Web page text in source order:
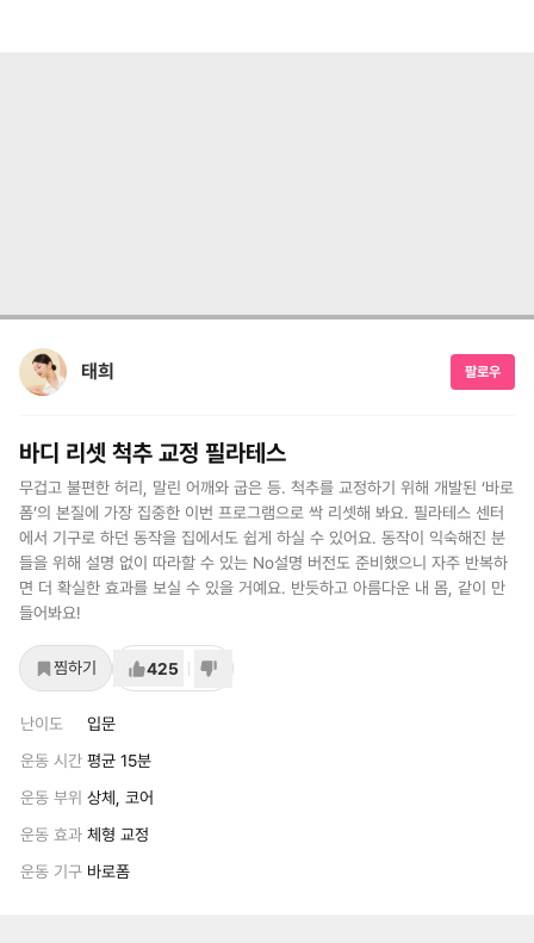
태희 팔로우
바디 리셋 척추 교정 필라테스
무겁고 불편한 허리, 말린 어깨와 굽은 등. 척추를 교정하기 위해 개발된 ‘바로
폼’의 본질에 가장 집중한 이번 프로그램으로 싹 리셋해 봐요. 필라테스 센터
에서 기구로 하던 동작을 집에서도 쉽게 하실 수 있어요. 동작이 익숙해진 분
들을 위해 설명 없이 따라할 수 있는 No설명 버전도 준비했으니 자주 반복하
면 더 확실한 효과를 보실 수 있을 거예요. 반듯하고 아름다운 내 몸, 같이 만
들어봐요!
찜하기 425
난이도
입문
운동 시간 평균 15분
운동 부위 상체, 코어
운동 효과 체형 교정
운동 기구 바로폼